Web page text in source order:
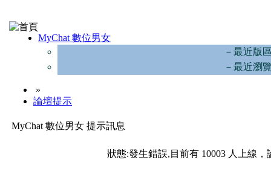
MyChat 數位男女
－最近版
－最近瀏
»
論壇提示
MyChat 數位男女 提示訊息
狀態:發生錯誤,目前有 10003 人上線